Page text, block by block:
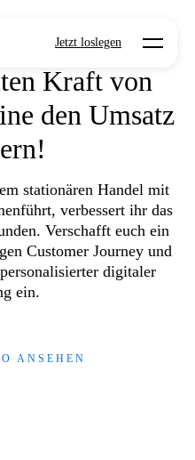
Jetzt loslegen Open
Kraft von
den Umsatz
stationären Handel mit
verbessert ihr das
Verschafft euch ein
Customer Journey und
digitaler
ein.
ANSEHEN